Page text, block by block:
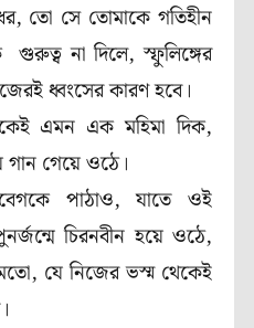
তো সে তোমাকে গতিহীন
না দিলে, স্ফুলিঙ্গের
ধ্বংসের কারণ হবে।
এমন এক মহিমা দিক,
গান গেয়ে ওঠে।
পাঠাও, যাতে ওই
চিরনবীন হয়ে ওঠে,
যে নিজের ভস্ম থেকেই